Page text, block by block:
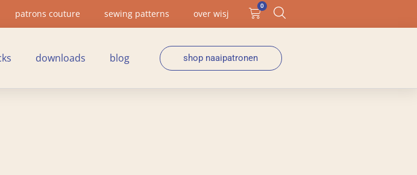
patrons couture sewing patterns over wisj
0
downloads blog shop naaipatronen